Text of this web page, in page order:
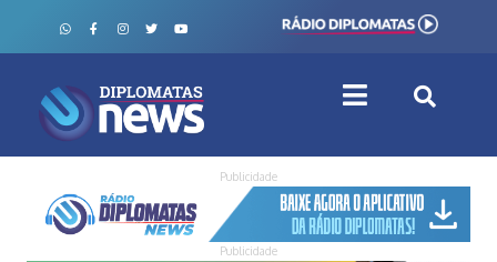
Publicidade
Publicidade